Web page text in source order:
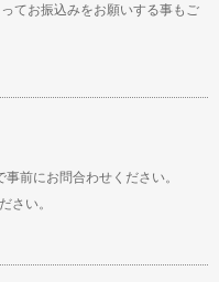
てお振込みをお願いする事もご
前にお問合わせください。
さい。